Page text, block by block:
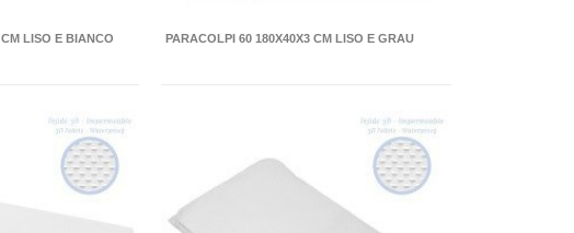
LISO E BIANCO PARACOLPI 60 180X40X3 CM LISO E GRAU